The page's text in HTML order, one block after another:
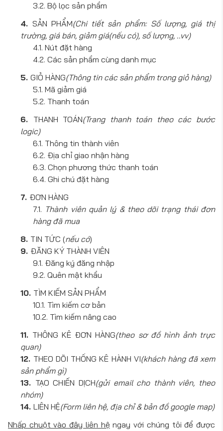
Bộ lọc sản phẩm
SẢN PHẨM(Chi tiết sản phẩm: Số lượng, giá thị
trường, giá bán, giảm giá(nếu có), số lượng, ..vv)
Nút đặt hàng
Các sản phẩm cùng danh mục
GIỎ HÀNG(Thông tin các sản phẩm trong giỏ hàng)
Mã giảm giá
Thanh toán
THANH TOÁN(Trang thanh toán theo các bước
logic)
Thông tin thành viên
Địa chỉ giao nhận hàng
Chọn phương thức thanh toán
Ghi chú đặt hàng
ĐƠN HÀNG
Thành viên quản lý & theo dõi trạng thái đơn
hàng đã mua
TIN TỨC (nếu có)
ĐĂNG KÝ THÀNH VIÊN
Đăng ký đăng nhập
Quên mật khẩu
TÌM KIẾM SẢN PHẨM
Tìm kiếm cơ bản
Tìm kiếm nâng cao
THÔNG KÊ ĐƠN HÀNG(theo sơ đồ hình ảnh trực
quan)
THEO DÕI THỐNG KÊ HÀNH VI(khách hàng đã xem
sản phẩm gì)
TẠO CHIẾN DỊCH(gửi email cho thành viên, theo
nhóm)
LIÊN HỆ(Form liên hệ, địa chỉ & bản đồ google map)
Nhấp chuột vào đây liên hệ ngay với chúng tôi để được